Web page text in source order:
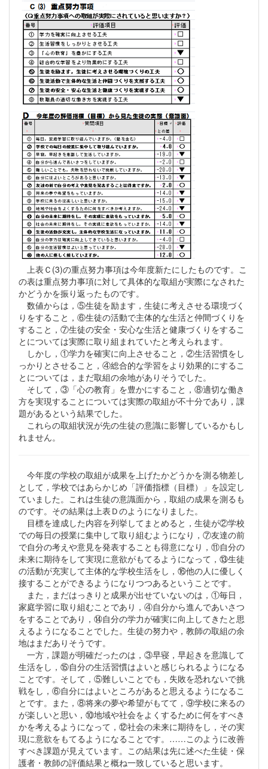
上表Ｃ(3)の重点努力事項は今年度新たにしたものです。こ
の表は重点努力事項に対して具体的な取組が実際になされた
かどうかを振り返ったものです。
数値からは，⑤生徒を励ます，生徒に考えさせる環境づく
りをすること，⑥生徒の活動で主体的な生活と仲間づくりを
すること，⑦生徒の安全・安心な生活と健康づくりをするこ
とについては実際に取り組まれていたと考えられます。
しかし，①学力を確実に向上させること，②生活習慣をし
っかりとさせること，④総合的な学習をより効果的にするこ
とについては，まだ取組の余地がありそうでした。
そして，③「心の教育」を豊かにすること，⑧適切な働き
方を実現することについては実際の取組が不十分であり，課
題があるという結果でした。
これらの取組状況が先の生徒の意識に影響しているかもし
れません。
今年度の学校の取組が成果を上げたかどうかを測る物差し
として，学校ではあらかじめ「評価指標（目標）」を設定し
ていました。これは生徒の意識面から，取組の成果を測るも
のです。その結果は上表Ｄのようになりました。
目標を達成した内容を列挙してまとめると，生徒が②学校
での毎日の授業に集中して取り組むようになり，⑦友達の前
で自分の考えや意見を発表することも得意になり，⑪自分の
未来に期待をして実現に意欲がもてるようになって，⑬生徒
の活動が充実して主体的な学校生活をし，⑯他の人に優しく
接することができるようになりつつあるということです。
また，まだはっきりと成果が出せていないのは，①毎日，
家庭学習に取り組むことであり，④自分から進んであいさつ
をすることであり，⑭自分の学力が確実に向上してきたと思
えるようになることでした。生徒の努力や，教師の取組の余
地はまだありそうです。
一方，課題が明確だったのは，③早寝，早起きを意識して
生活をし，⑮自分の生活習慣はよいと感じられるようになる
ことです。そして，⑤難しいことでも，失敗を恐れないで挑
戦をし，⑥自分にはよいところがあると思えるようになるこ
とです。また，⑧将来の夢や希望がもてて，⑨学校に来るの
が楽しいと思い，⑩地域や社会をよくするために何をすべき
かを考えるようになって，⑫社会の未来に期待をし，その実
現に意欲をもてるようになることです。……このように改善
すべき課題が見えています。この結果は先に述べた生徒・保
護者・教師の評価結果と概ね一致していると思います。